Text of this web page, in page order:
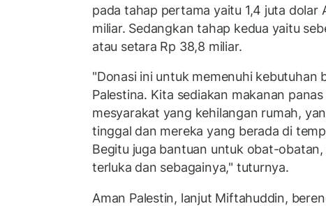
pada tahap pertama yaitu 1,4 juta dolar
miliar. Sedangkan tahap kedua yaitu
atau setara Rp 38,8 miliar.
"Donasi ini untuk memenuhi kebutuhan
Palestina. Kita sediakan makanan
mesyarakat yang kehilangan rumah,
tinggal dan mereka yang berada di
Begitu juga bantuan untuk obat-
terluka dan sebagainya," tuturnya.
Aman Palestin, lanjut Miftahuddin,